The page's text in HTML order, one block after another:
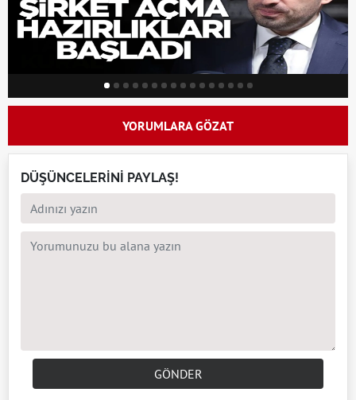
YORUMLARA GÖZAT
DÜŞÜNCELERİNİ PAYLAŞ!
GÖNDER